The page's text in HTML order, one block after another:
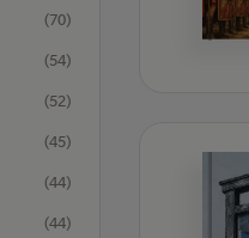
(70)
(54)
(52)
(45)
(44)
(44)